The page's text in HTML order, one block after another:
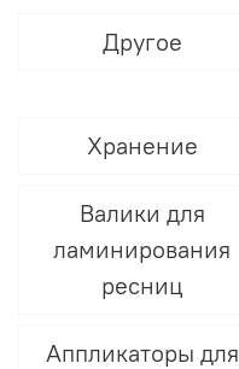
Другое
Хранение
Валики для
ламинирования
ресниц
Аппликаторы для